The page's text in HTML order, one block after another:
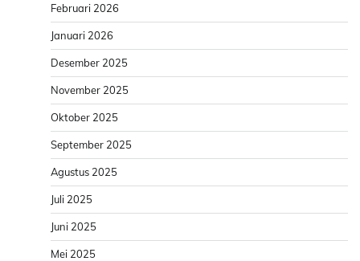
Februari 2026
Januari 2026
Desember 2025
November 2025
Oktober 2025
September 2025
Agustus 2025
Juli 2025
Juni 2025
Mei 2025